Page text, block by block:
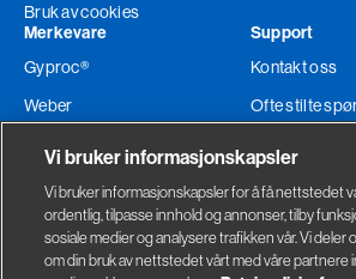
Bruk av cookies
Merkevare
Gyproc®
Weber
Support
Kontakt oss
Ofte stilte
Ordre og
Faktura
Vi bruker informasjonskapsler
Vi bruker informasjonskapsler for å få nettstedet
ordentlig, tilpasse innhold og annonser, tilby
sosiale medier og analysere trafikken vår. Vi deler
om din bruk av nettstedet vårt med våre partnere